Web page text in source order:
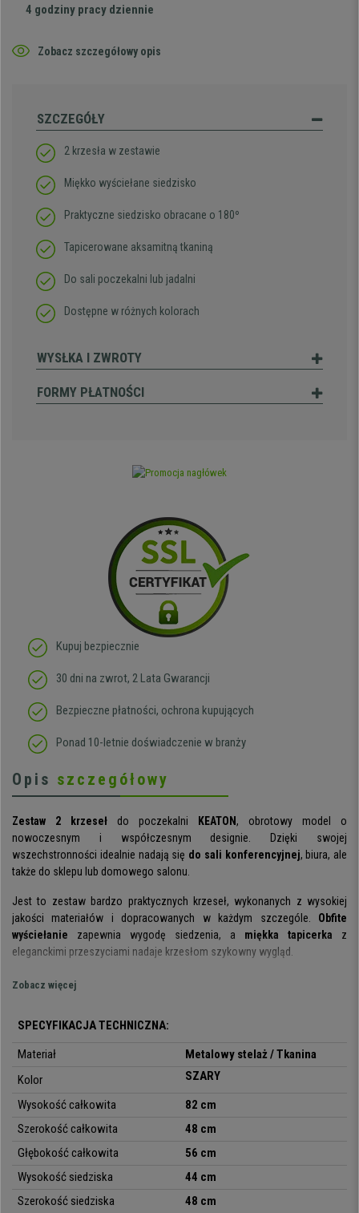
4 godziny pracy dziennie
Zobacz szczegółowy opis
SZCZEGÓŁY
2 krzesła w zestawie
Miękko wyściełane siedzisko
Praktyczne siedzisko obracane o 180º
Tapicerowane aksamitną tkaniną
Do sali poczekalni lub jadalni
Dostępne w różnych kolorach
WYSŁKA I ZWROTY
FORMY PŁATNOŚCI
Kupuj bezpiecznie
30 dni na zwrot, 2 Lata Gwarancji
Bezpieczne płatności, ochrona kupujących
Ponad 10-letnie doświadczenie w branży
Opis szczegółowy
Zestaw 2 krzeseł do poczekalni KEATON, obrotowy model o
nowoczesnym i współczesnym designie. Dzięki swojej
wszechstronności idealnie nadają się do sali konferencyjnej, biura, ale
także do sklepu lub domowego salonu.
Jest to zestaw bardzo praktycznych krzeseł, wykonanych z wysokiej
jakości materiałów i dopracowanych w każdym szczególe. Obfite
wyściełanie zapewnia wygodę siedzenia, a miękka tapicerka z
eleganckimi przeszyciami nadaje krzesłom szykowny wygląd.
Podstawa składa się z czterech nóg z metalu
nakładkichroniące podłogę.
Ciekawą cechą tego krzesła jest to, żesiedzisko obraca się o 180º
czym automatycznie
wraca do pierwotnej pozycji
Model ten dostępny jest w różnych kolorach
najbardziejodpowiada Twoim osobistym gustom
Krzeslabiurowepro.pl i skorzystaj z bezpłatnej dostawy.
Zobacz więcej
SPECYFIKACJA TECHNICZNA:
Materiał
Metalowy stelaż / Tkanina
Kolor
SZARY
Wysokość całkowita
82 cm
Szerokość całkowita
48 cm
Głębokość całkowita
56 cm
Wysokość siedziska
44 cm
Szerokość siedziska
48 cm